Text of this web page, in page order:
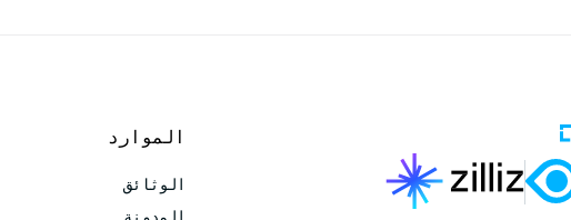
الموارد
الوثائق